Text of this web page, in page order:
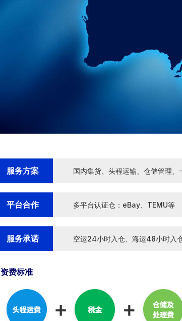
服务方案 国内集货、头程运输、仓储管理
平台合作 多平台认证仓：eBay、TEMU等
服务承诺 空运24小时入仓、海运48小时入
资费标准